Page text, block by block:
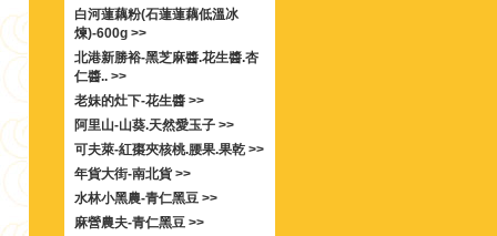
白河蓮藕粉(石蓮蓮藕低溫冰
煉)-600g >>
北港新勝裕-黑芝麻醬.花生醬.杏
仁醬.. >>
老妹的灶下-花生醬 >>
阿里山-山葵.天然愛玉子 >>
可夫萊-紅棗夾核桃.腰果.果乾 >>
年貨大街-南北貨 >>
水林小黑農-青仁黑豆 >>
麻營農夫-青仁黑豆 >>